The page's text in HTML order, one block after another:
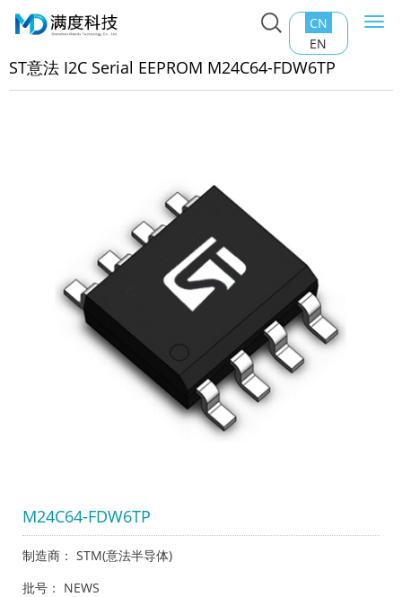
CN
EN
主页>产品中心>EEPROM
ST意法 I2C Serial EEPROM
ST意法 I2C Serial EEPROM M24C64-FDW6TP
M24C64-FDW6TP
制造商： STM(意法半导体)
批号： NEWS